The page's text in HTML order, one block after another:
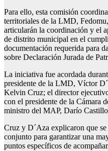
Para ello, esta comisión
territoriales de la LMD,
articularán la coordinación y el
de distrito municipal en el
documentación requerida para
sobre Declaración Jurada de
La iniciativa fue acordada
presidente de la LMD, Víctor
Kelvin Cruz; el director
con el presidente de la Cámara
ministro del MAP, Darío
Cruz y D´Aza explicaron que
conjunto para garantizar una
puntos específicos de